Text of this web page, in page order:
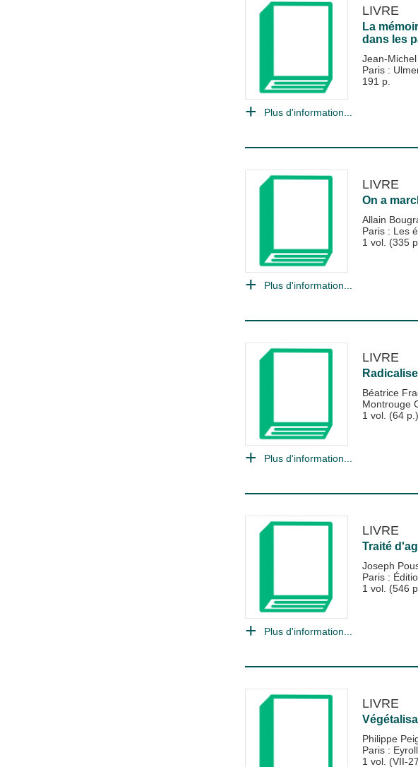
LIVRE
La
dans les
Jean-
Paris :
191 p.
Plus d'information...
LIVRE
On a
Allain
Paris : Les
1 vol. (335
Plus d'information...
LIVRE
Béatrice
Montrouge
1 vol. (64 p.)
Plus d'information...
LIVRE
Traité
Joseph
Paris :
1 vol. (546
Plus d'information...
LIVRE
Philippe
Paris :
1 vol. (VII-